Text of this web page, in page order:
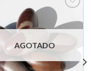
a la
lista de
AGOTADO